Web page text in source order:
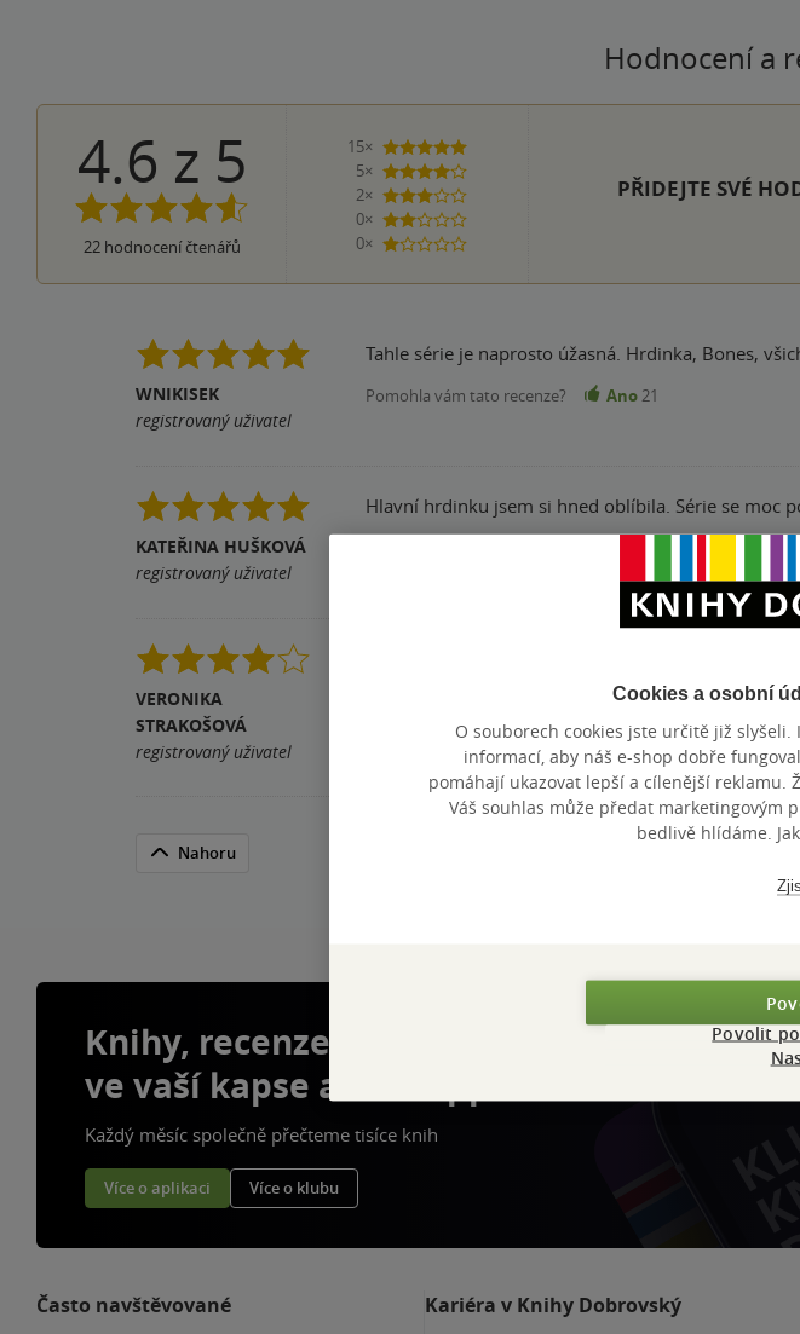
Hodnocení a
4.6 z 5
22hodnocení čtenářů
15×
5 hvězdiček
5×
4 hvězdičky
2×
3 hvězdičky
0×
2 hvězdičky
0×
1 hvezdička
PŘIDEJTE SVÉ
WNIKISEK
registrovaný uživatel
Tahle série je naprosto úžasná. Hrdinka, Bones,
Pomohla vám tato recenze? Ano21
KATEŘINA HUŠKOVÁ
registrovaný uživatel
Hlavní hrdinku jsem si hned oblíbila. Série se moc
VERONIKA
STRAKOŠOVÁ
registrovaný uživatel
Ano7
Nahoru
Knihy, recenze a klubové výhody
ve vaší kapse a naší appce KDčko
Každý měsíc společně přečteme tisíce knih
Více o aplikaci Více o klubu
Často navštěvované Kariéra v Knihy Dobrovský
Cookies a osobní
O souborech cookies jste určitě již
informací, aby náš e-shop dobře
pomáhají ukazovat lepší a cílenější reklamu.
Váš souhlas může předat marketingovým
bedlivě hlídáme.
Povolit